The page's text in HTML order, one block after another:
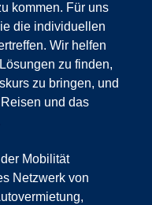
kommen. Für uns
die individuellen
Wir helfen
zu finden,
zu bringen, und
und das
Mobilität
Netzwerk von